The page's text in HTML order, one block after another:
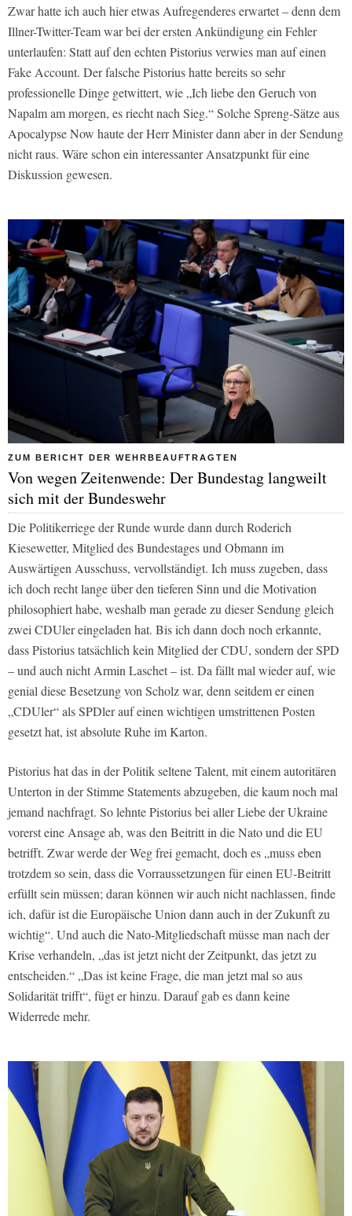
Zwar hatte ich auch hier etwas Aufregenderes erwartet – denn dem
Illner-Twitter-Team war bei der ersten Ankündigung ein Fehler
unterlaufen: Statt auf den echten Pistorius verwies man auf einen
Fake Account. Der falsche Pistorius hatte bereits so sehr
professionelle Dinge getwittert, wie „Ich liebe den Geruch von
Napalm am morgen, es riecht nach Sieg.“ Solche Spreng-Sätze aus
Apocalypse Now haute der Herr Minister dann aber in der Sendung
nicht raus. Wäre schon ein interessanter Ansatzpunkt für eine
Diskussion gewesen.
ZUM BERICHT DER WEHRBEAUFTRAGTEN
Von wegen Zeitenwende: Der Bundestag langweilt
sich mit der Bundeswehr
Die Politikerriege der Runde wurde dann durch Roderich
Kiesewetter, Mitglied des Bundestages und Obmann im
Auswärtigen Ausschuss, vervollständigt. Ich muss zugeben, dass
ich doch recht lange über den tieferen Sinn und die Motivation
philosophiert habe, weshalb man gerade zu dieser Sendung gleich
zwei CDUler eingeladen hat. Bis ich dann doch noch erkannte,
dass Pistorius tatsächlich kein Mitglied der CDU, sondern der SPD
– und auch nicht Armin Laschet – ist. Da fällt mal wieder auf, wie
genial diese Besetzung von Scholz war, denn seitdem er einen
„CDUler“ als SPDler auf einen wichtigen umstrittenen Posten
gesetzt hat, ist absolute Ruhe im Karton.
Pistorius hat das in der Politik seltene Talent, mit einem autoritären
Unterton in der Stimme Statements abzugeben, die kaum noch mal
jemand nachfragt. So lehnte Pistorius bei aller Liebe der Ukraine
vorerst eine Ansage ab, was den Beitritt in die Nato und die EU
betrifft. Zwar werde der Weg frei gemacht, doch es „muss eben
trotzdem so sein, dass die Vorraussetzungen für einen EU-Beitritt
erfüllt sein müssen; daran können wir auch nicht nachlassen, finde
ich, dafür ist die Europäische Union dann auch in der Zukunft zu
wichtig“. Und auch die Nato-Mitgliedschaft müsse man nach der
Krise verhandeln, „das ist jetzt nicht der Zeitpunkt, das jetzt zu
entscheiden.“ „Das ist keine Frage, die man jetzt mal so aus
Solidarität trifft“, fügt er hinzu. Darauf gab es dann keine
Widerrede mehr.